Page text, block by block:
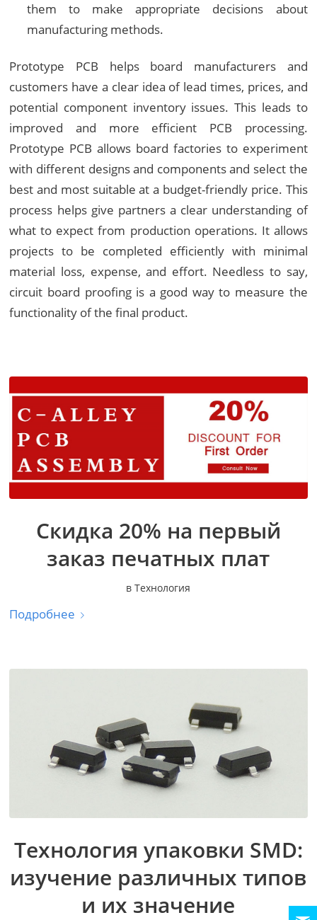
them to make appropriate decisions about
manufacturing methods.
Prototype PCB helps board manufacturers and
customers have a clear idea of lead times, prices, and
potential component inventory issues. This leads to
improved and more efficient PCB processing.
Prototype PCB allows board factories to experiment
with different designs and components and select the
best and most suitable at a budget-friendly price. This
process helps give partners a clear understanding of
what to expect from production operations. It allows
projects to be completed efficiently with minimal
material loss, expense, and effort. Needless to say,
circuit board proofing is a good way to measure the
functionality of the final product.
Скидка 20% на первый
заказ печатных плат
вТехнология
Подробнее
Технология упаковки SMD:
изучение различных типов
и их значение